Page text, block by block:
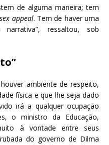
de alguma maneira; tem
sex appeal. Tem de haver uma
narrativa”, ressaltou, sob
ambiente de respeito,
física e que lhe seja dado
irá a qualquer ocupação
o ministro da Educação,
à vontade entre seus
do governo de Dilma